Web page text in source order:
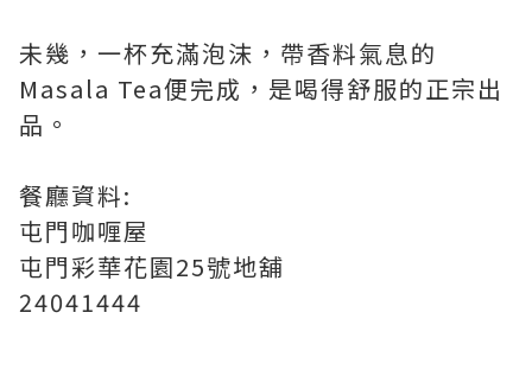
未幾，一杯充滿泡沫，帶香料氣息的
Masala Tea便完成，是喝得舒服的正宗出
品。
餐廳資料:
屯門咖喱屋
屯門彩華花園25號地舖
24041444